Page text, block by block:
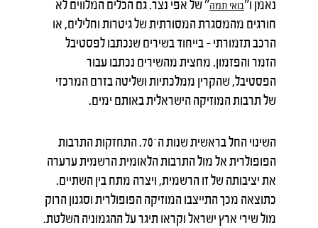
נאמן ו"בואי תמה" של אפי נצר. גם הכלים המלווים לא
חורגים מהמסגרת המסורתית של גיטרות וחלילים, או
הרכב תזמורתי – בייחוד בשירים שנכתבו לפסטיבל
הזמר והפזמון. מחצית מהשירים נכתבו עבור
הפסטיבל, שהקרין ממלכתיות ושליטה בזרם המרכזי
של תרבות המוזיקה הישראלית באותם ימים.
השינוי החל בראשית שנות ה־70. התחזקות התרבות
הפופולרית אל מול התרבות הלאומית הרשמית ערערה
את יציבותה של זו הרשמית, ויצרה מתח בין השתיים.
כתוצאה מכך התייצבו המוזיקה הפופולרית וסגנון הרוק
מול שירי ארץ ישראל וקראו תיגר על ההגמוניה השלטת.